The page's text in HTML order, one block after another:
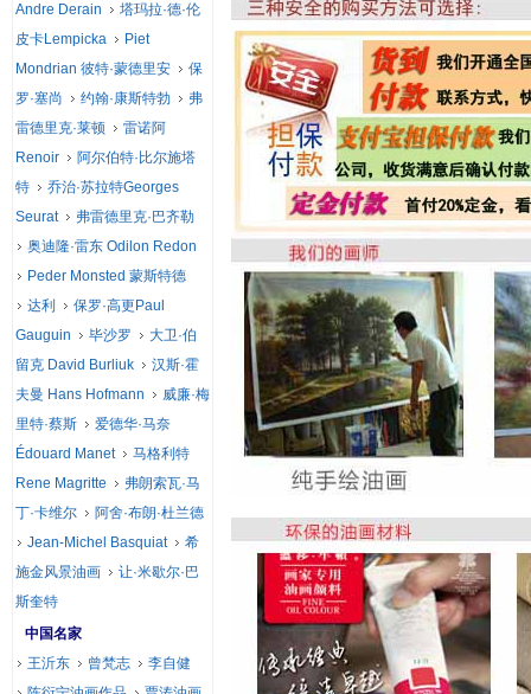
Andre Derain
塔玛拉·德·伦
皮卡Lempicka
Piet
Mondrian 彼特·蒙德里安
保
罗·塞尚
约翰·康斯特勃
弗
雷德里克·莱顿
雷诺阿
Renoir
阿尔伯特·比尔施塔
特
乔治·苏拉特Georges
Seurat
弗雷德里克·巴齐勒
奥迪隆·雷东 Odilon Redon
Peder Monsted 蒙斯特德
达利
保罗·高更Paul
Gauguin
毕沙罗
大卫·伯
留克 David Burliuk
汉斯·霍
夫曼 Hans Hofmann
威廉·梅
里特·蔡斯
爱德华·马奈
Édouard Manet
马格利特
Rene Magritte
弗朗索瓦·马
丁·卡维尔
阿舍·布朗·杜兰德
Jean-Michel Basquiat
希
施金风景油画
让·米歇尔·巴
斯奎特
中国名家
王沂东
曾梵志
李自健